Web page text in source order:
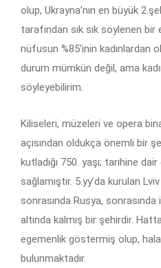
olup, Ukrayna’nın en büyük
tarafından sık sık söylenen
nüfusun %85’inin kadınlardan
durum mümkün değil, ama
söyleyebilirim.
Kiliseleri, müzeleri ve opera
açısından oldukça önemli bir
kutladığı 750. yaşı; tarihine
sağlamıştır. 5.yy’da kurulan
sonrasında Rusya, sonrasında
altında kalmış bir şehirdir.
egemenlik göstermiş olup,
bulunmaktadır.